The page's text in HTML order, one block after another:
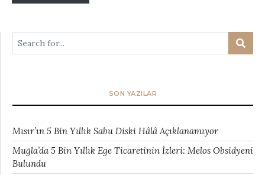
SON YAZILAR
Mısır’ın 5 Bin Yıllık Sabu Diski Hâlâ Açıklanamıyor
Muğla’da 5 Bin Yıllık Ege Ticaretinin İzleri: Melos Obsidyeni
Bulundu